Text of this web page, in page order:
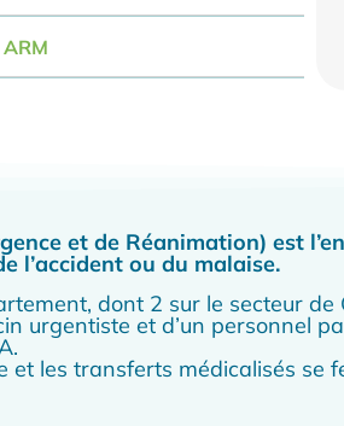
et de Réanimation) est
l’accident ou du malaise.
dont 2 sur le secteur de
urgentiste et d’un
les transferts médicalisés se